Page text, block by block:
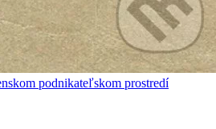
podnikateľskom prostredí